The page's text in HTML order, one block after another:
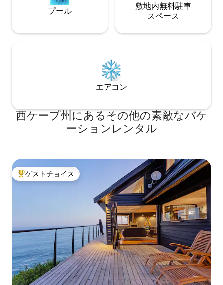
プール
敷地内無料駐⁠車
ス⁠ペ⁠ー⁠ス
エアコン
西ケープ州にあるその他の素敵なバケ
ーションレンタル
大好評のゲストチョイスです。
ゲストチョイス